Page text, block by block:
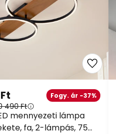
mennyezeti lámpa
fa, 2-lámpás, 75
Fogy. ár -37%
490 Ft